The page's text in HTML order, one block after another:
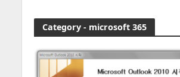
Category - microsoft 365